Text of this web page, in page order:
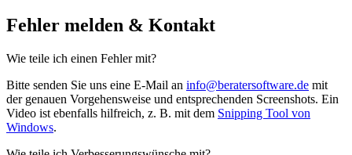
Fehler melden & Kontakt
Wie teile ich einen Fehler mit?
Bitte senden Sie uns eine E-Mail an info@beratersoftware.de mit
der genauen Vorgehensweise und entsprechenden Screenshots. Ein
Video ist ebenfalls hilfreich, z. B. mit dem Snipping Tool von
Windows.